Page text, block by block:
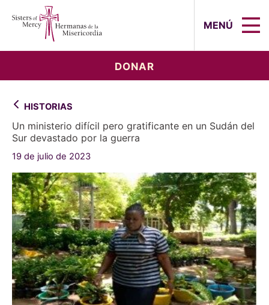
MENÚ
DONAR
HISTORIAS
Un ministerio difícil pero gratificante en un Sudán del
Sur devastado por la guerra
19 de julio de 2023